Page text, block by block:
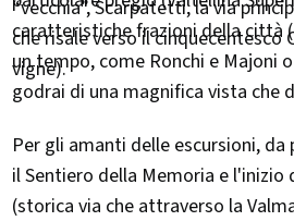
“vecchia”, Scarpatetti, la via
che risale verso il cinquecentesco
vigne).
caratteristiche frazioni della città
un tempo, come Ronchi e Majoni
godrai di una magnifica vista che
Per gli amanti delle escursioni, da
il Sentiero della Memoria e l'inizio
(storica via che attraverso la